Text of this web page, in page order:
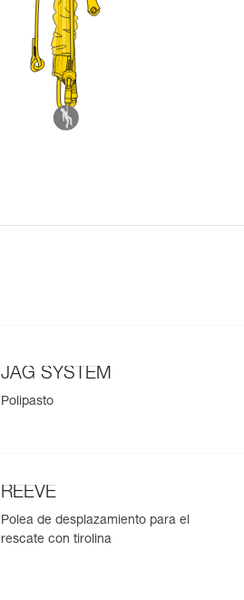
JAG SYSTEM
Polipasto
REEVE
Polea de desplazamiento para el
rescate con tirolina